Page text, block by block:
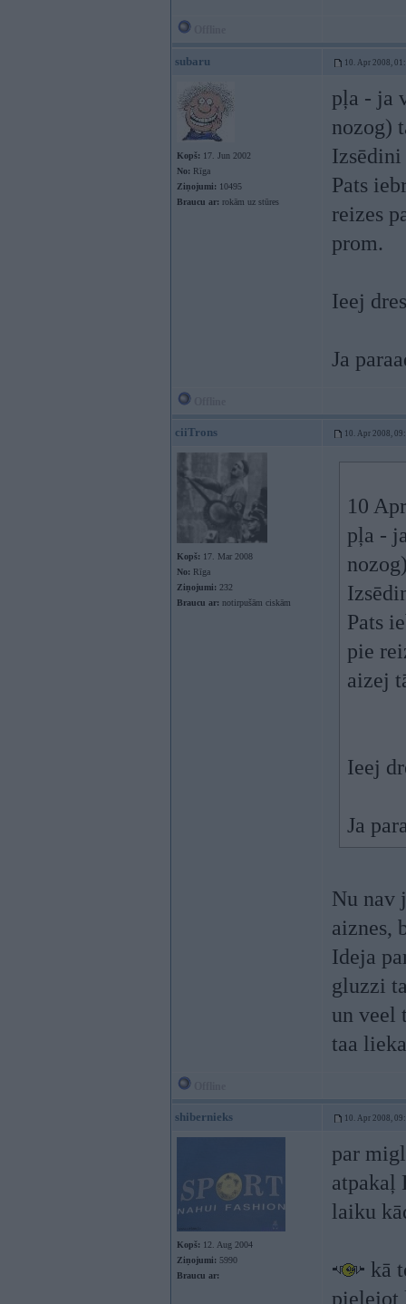
subaru 10. Apr 2008,
Kopš: 17. Jun 2002
No: Rīga
Ziņojumi: 10495
Braucu ar: rokām uz stūres
pļa - ja
nozog)
Izsēdini
Pats
reizes
prom.
Ieej
Ja
ciiTrons 10. Apr 2008,
Kopš: 17. Mar 2008
No: Rīga
Ziņojumi: 232
Braucu ar: notirpušām ciskām
10
pļa -
Pats
pie
aizej
Ieej
Ja
Nu nav
aiznes,
Ideja
gluzzi
un veel
taa
shibernieks 10. Apr 2008,
Kopš: 12. Aug 2004
Ziņojumi: 5990
Braucu ar:
par
atpakaļ
laiku
kā
pielejot